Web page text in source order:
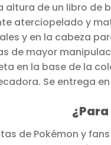
de un libro de
aterciopelado y
y en la cabeza
de mayor
en la base de la
Se entrega
de Pokémon y